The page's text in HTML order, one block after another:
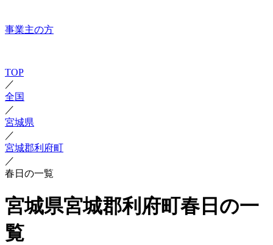
事業主の方
TOP
／
全国
／
宮城県
／
宮城郡利府町
／
春日の一覧
宮城県宮城郡利府町春日の一
覧